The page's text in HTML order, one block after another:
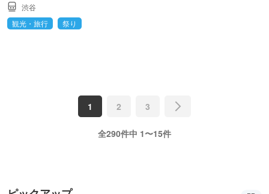
渋谷
観光・旅行
祭り
1 2 3
全290件中 1〜15件